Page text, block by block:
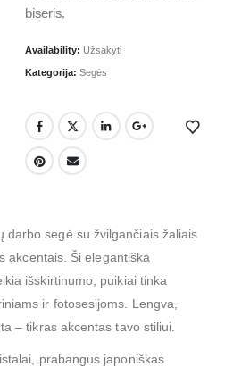
biseris.
Availability: Užsakyti
Kategorija: Segės
darbo segė su žvilgančiais žaliais
akcentais. Ši elegantiška
išskirtinumo, puikiai tinka
ir fotosesijoms. Lengva,
– tikras akcentas tavo stiliui.
prabangus japoniškas